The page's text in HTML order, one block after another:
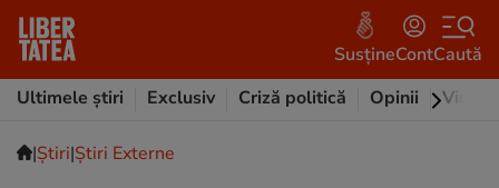
SusțineContCaută
Ultimele știri
Exclusiv Criză politică Opinii Video
|Ştiri|Știri Externe